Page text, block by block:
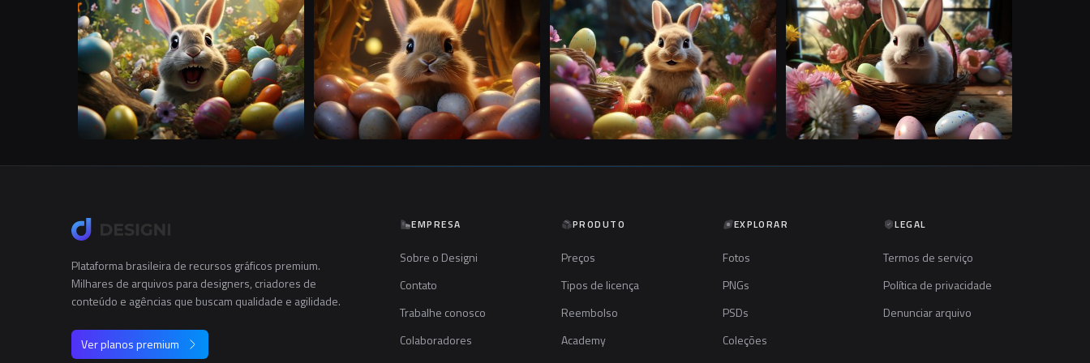
S S S
Plataforma brasileira de recursos gráficos premium.
Milhares de arquivos para designers, criadores de
conteúdo e agências que buscam qualidade e agilidade.
Ver planos premium
EMPRESA
Sobre o Designi
Contato
Trabalhe conosco
Colaboradores
PRODUTO
Preços
Tipos de licença
Reembolso
Academy
EXPLORAR
Fotos
PNGs
PSDs
Coleções
LEGAL
Termos de serviço
Política de privacidade
Denunciar arquivo